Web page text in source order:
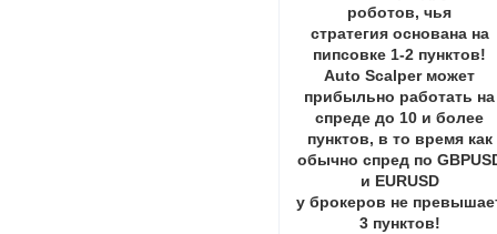
роботов, чья
стратегия основана на
пипсовке 1-2 пунктов!
Auto Scalper может
прибыльно работать на
спреде до 10 и более
пунктов, в то время как
обычно спред по
и EURUSD
у брокеров не
3 пунктов!